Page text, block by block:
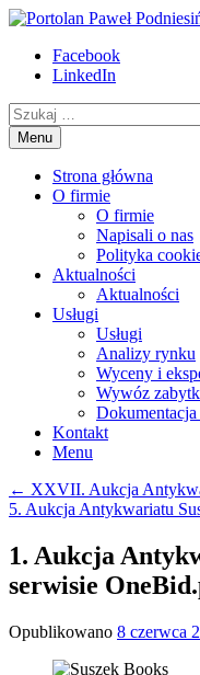
Przejdź
treści
Portolan Paweł Podniesiński
Eksperyzy i wyceny
Facebook
LinkedIn
Szukaj
Menu
Strona główna
O firmie
O firmie
Napisali o nas
Polityka
Aktualności
Aktualności
Usługi
Usługi
Analizy rynku
Wyceny i
Wywóz
Kontakt
Menu
Nawigacja
wpisów
← XXVII. Aukcja
5. Aukcja Antykwariatu
1. Aukcja
serwisie
Opublikowano 8 czerwca